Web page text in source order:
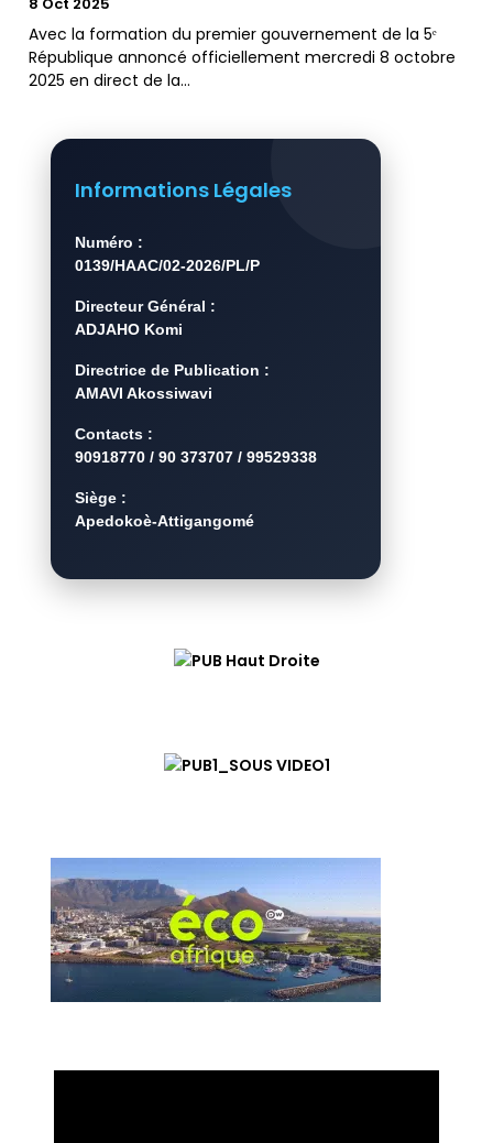
Avec la formation du premier gouvernement de la 5ᵉ
République annoncé officiellement mercredi 8 octobre
2025 en direct de la…
Informations Légales
Numéro :
0139/HAAC/02-2026/PL/P
Directeur Général :
ADJAHO Komi
Directrice de Publication :
AMAVI Akossiwavi
Contacts :
90918770 / 90 373707 / 99529338
Siège :
Apedokoè-Attigangomé